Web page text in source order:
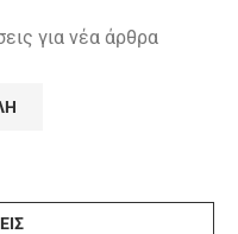
για νέα άρθρα